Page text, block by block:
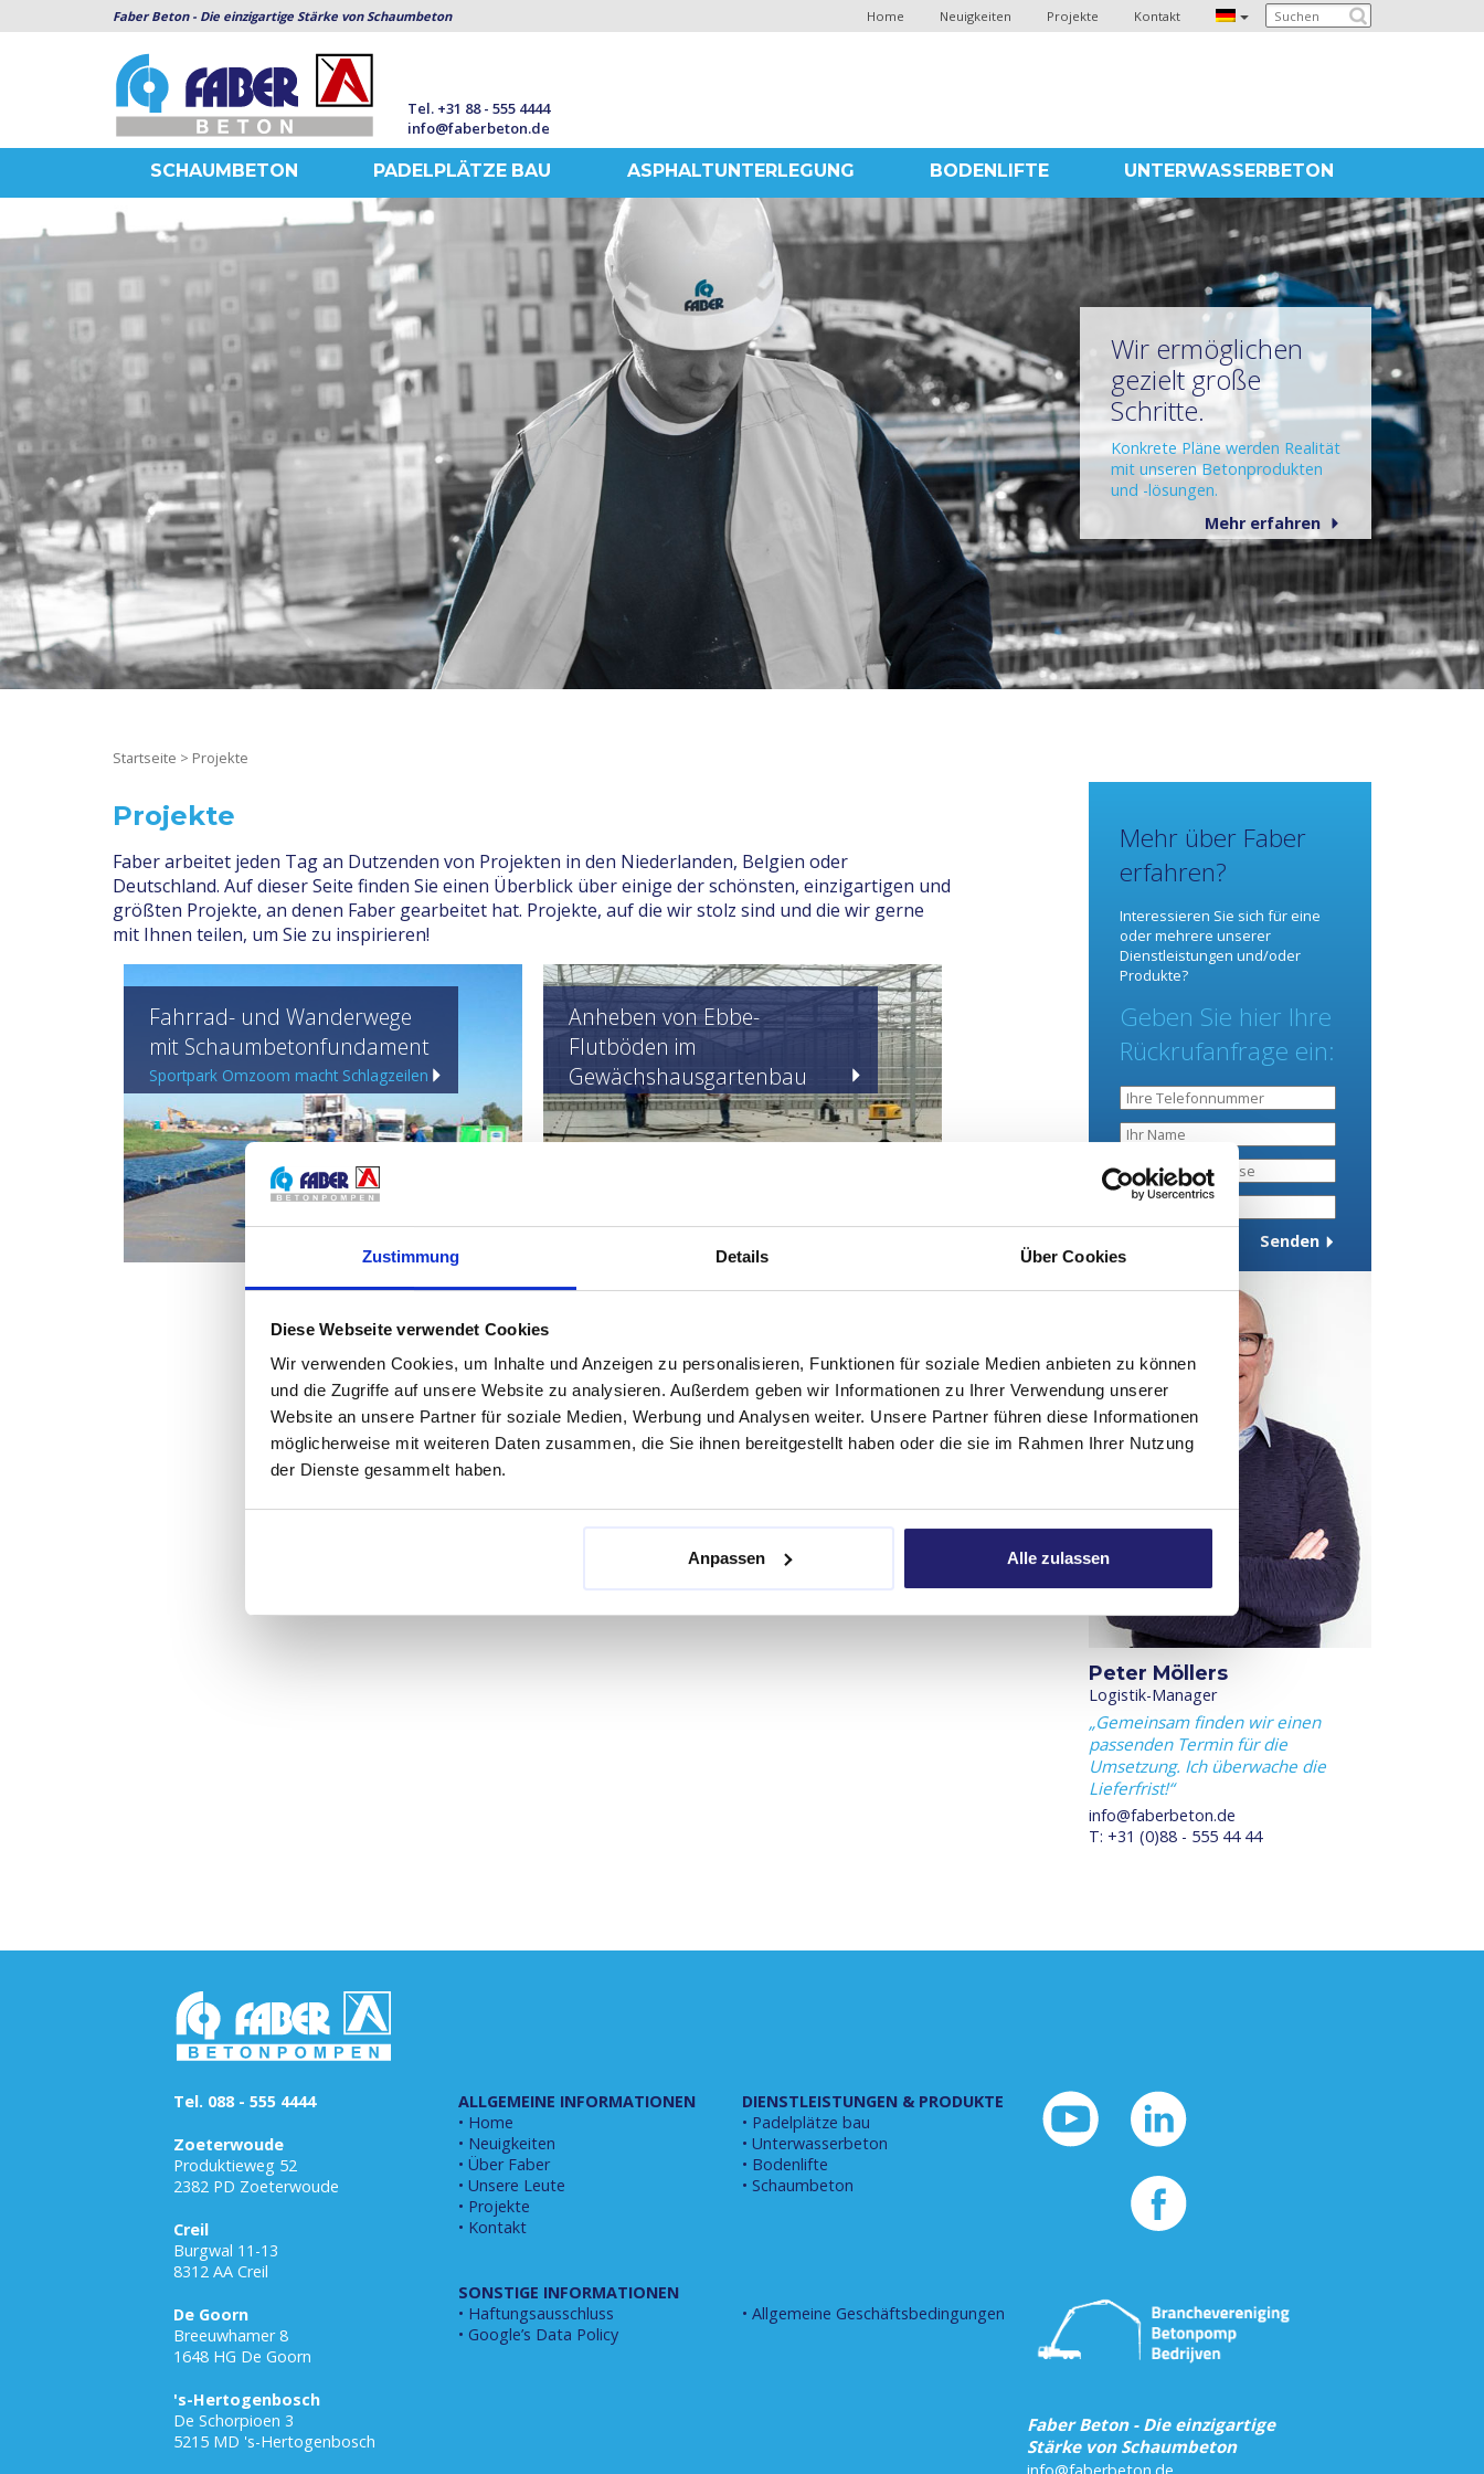
Zustimmung Details Über Cookies
Diese Webseite verwendet Cookies
Wir verwenden Cookies, um Inhalte und Anzeigen zu personalisieren, Funktionen für soziale Medien anbieten zu können
und die Zugriffe auf unsere Website zu analysieren. Außerdem geben wir Informationen zu Ihrer Verwendung unserer
Website an unsere Partner für soziale Medien, Werbung und Analysen weiter. Unsere Partner führen diese Informationen
möglicherweise mit weiteren Daten zusammen, die Sie ihnen bereitgestellt haben oder die sie im Rahmen Ihrer Nutzung
der Dienste gesammelt haben.
Anpassen Alle zulassen
Faber Beton - Die einzigartige Stärke von Schaumbeton Home Neuigkeiten Projekte Kontakt
Tel. +31 88 - 555 4444
info@faberbeton.de
SCHAUMBETON PADELPLÄTZE BAU ASPHALTUNTERLEGUNG BODENLIFTE UNTERWASSERBETON
Wir ermöglichen
gezielt große
Schritte.
Konkrete Pläne werden Realität
mit unseren Betonprodukten
und -lösungen.
Mehr erfahren
Startseite > Projekte
Projekte
Faber arbeitet jeden Tag an Dutzenden von Projekten in den Niederlanden, Belgien oder
Deutschland. Auf dieser Seite finden Sie einen Überblick über einige der schönsten, einzigartigen und
größten Projekte, an denen Faber gearbeitet hat. Projekte, auf die wir stolz sind und die wir gerne
mit Ihnen teilen, um Sie zu inspirieren!
Fahrrad- und Wanderwege
mit Schaumbetonfundament
Sportpark Omzoom macht Schlagzeilen
Anheben von Ebbe-
Flutböden im
Gewächshausgartenbau
Verzakte vloer ophogen
Mehr über Faber
erfahren?
Interessieren Sie sich für eine
oder mehrere unserer
Dienstleistungen und/oder
Produkte?
Geben Sie hier Ihre
Rückrufanfrage ein:
Peter Möllers
Logistik-Manager
Gemeinsam finden wir einen
passenden Termin für die
Umsetzung. Ich überwache die
Lieferfrist!
info@faberbeton.de
T: +31 (0)88 - 555 44 44
Tel. 088 - 555 4444
Zoeterwoude
Produktieweg 52
2382 PD Zoeterwoude
Creil
Burgwal 11-13
8312 AA Creil
De Goorn
Breeuwhamer 8
1648 HG De Goorn
's-Hertogenbosch
De Schorpioen 3
5215 MD 's-Hertogenbosch
ALLGEMEINE INFORMATIONEN
Home
Neuigkeiten
Über Faber
Unsere Leute
Projekte
Kontakt
DIENSTLEISTUNGEN & PRODUKTE
Padelplätze bau
Unterwasserbeton
Bodenlifte
Schaumbeton
SONSTIGE INFORMATIONEN
Haftungsausschluss
Allgemeine Geschäftsbedingungen
Google’s Data Policy
Faber Beton - Die einzigartige
Stärke von Schaumbeton